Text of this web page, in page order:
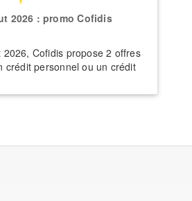
2026 : promo Cofidis
Cofidis propose 2 offres
crédit personnel ou un crédit